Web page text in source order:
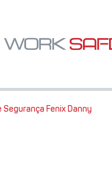
Segurança Fenix Danny